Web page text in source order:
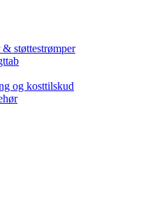
støttestrømper
og kosttilskud